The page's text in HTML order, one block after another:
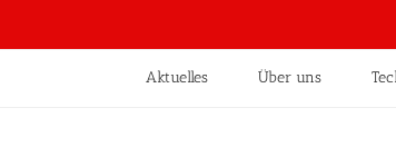
Aktuelles Über uns